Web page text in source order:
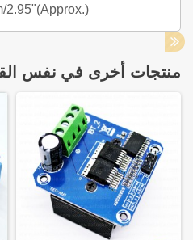
2.95"(Approx.)
منتجات أخرى في نفس